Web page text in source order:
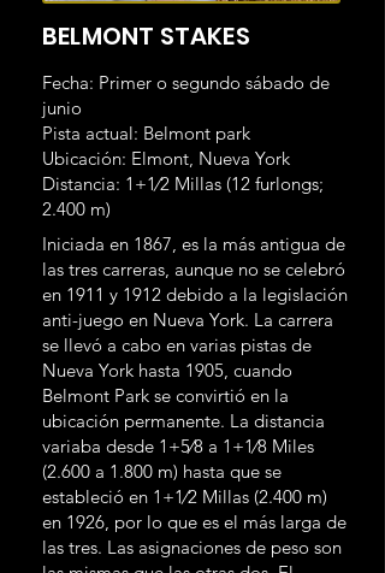
BELMONT STAKES
Fecha: Primer o segundo sábado de
junio
Pista actual: Belmont park
Ubicación: Elmont, Nueva York
Distancia: 1+1⁄2 Millas (12 furlongs;
2.400 m)
Iniciada en 1867, es la más antigua de
las tres carreras, aunque no se celebró
en 1911 y 1912 debido a la legislación
anti-juego en Nueva York. La carrera
se llevó a cabo en varias pistas de
Nueva York hasta 1905, cuando
Belmont Park se convirtió en la
ubicación permanente. La distancia
variaba desde 1+5⁄8 a 1+1⁄8 Miles
(2.600 a 1.800 m) hasta que se
estableció en 1+1⁄2 Millas (2.400 m)
en 1926, por lo que es el más larga de
las tres. Las asignaciones de peso son